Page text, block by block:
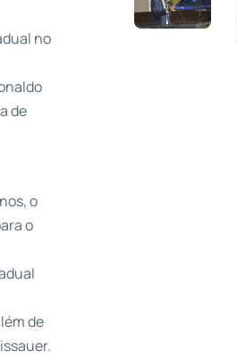
no
de
o
o
de